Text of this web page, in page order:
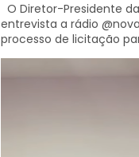
O Diretor-Presidente
entrevista a rádio
processo de licitação